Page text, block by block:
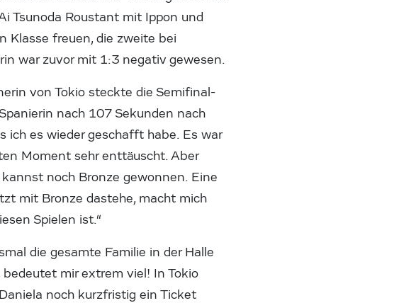
Tsunoda Roustant mit Ippon und
Klasse freuen, die zweite bei
war zuvor mit 1:3 negativ gewesen.
von Tokio steckte die Semifinal-
nach 107 Sekunden nach
ich es wieder geschafft habe. Es war
Moment sehr enttäuscht. Aber
noch Bronze gewonnen. Eine
mit Bronze dastehe, macht mich
Spielen ist.“
die gesamte Familie in der Halle
mir extrem viel! In Tokio
noch kurzfristig ein Ticket